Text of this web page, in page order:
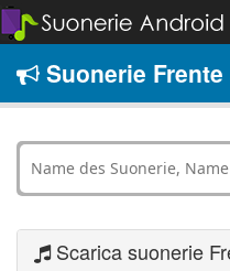
Suonerie
Scarica suonerie